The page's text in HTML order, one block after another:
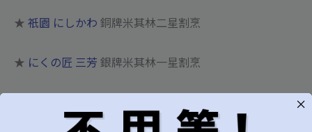
★ 祇園 にしかわ 銅牌米其林二星割烹
★ にくの匠 三芳 銀牌米其林一星割烹